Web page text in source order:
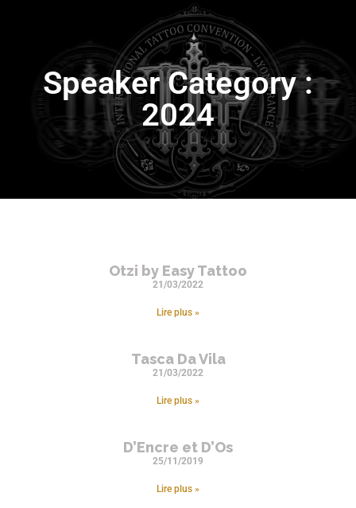
Speaker Category :
2024
Otzi by Easy Tattoo
21/03/2022
Lire plus »
Tasca Da Vila
21/03/2022
Lire plus »
D’Encre et D’Os
25/11/2019
Lire plus »